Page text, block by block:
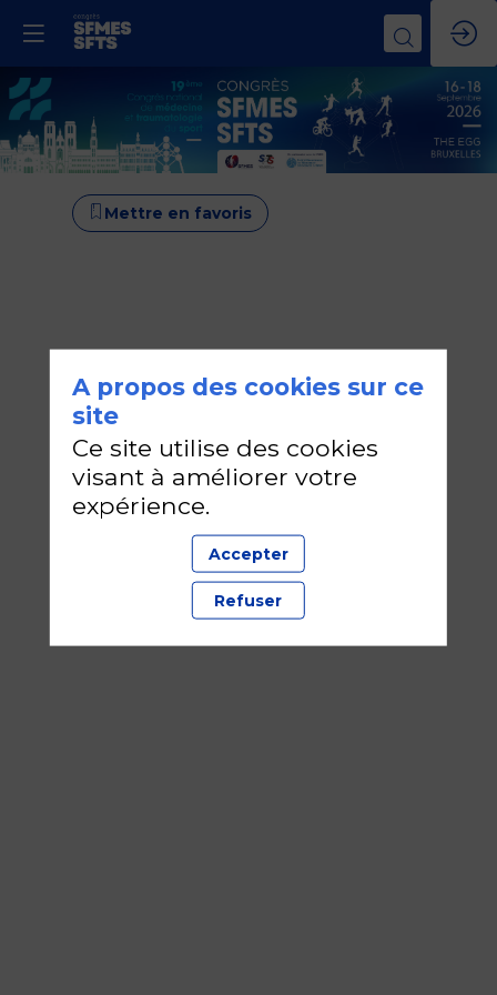
Mettre en favoris
A propos des cookies sur ce
site
Ce site utilise des cookies
visant à améliorer votre
expérience.
Accepter
Refuser